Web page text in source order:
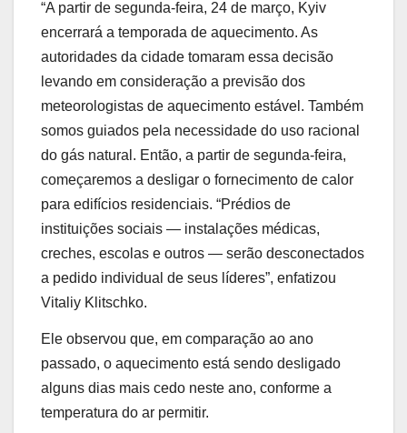
“A partir de segunda-feira, 24 de março, Kyiv
encerrará a temporada de aquecimento. As
autoridades da cidade tomaram essa decisão
levando em consideração a previsão dos
meteorologistas de aquecimento estável. Também
somos guiados pela necessidade do uso racional
do gás natural. Então, a partir de segunda-feira,
começaremos a desligar o fornecimento de calor
para edifícios residenciais. “Prédios de
instituições sociais — instalações médicas,
creches, escolas e outros — serão desconectados
a pedido individual de seus líderes”, enfatizou
Vitaliy Klitschko.
Ele observou que, em comparação ao ano
passado, o aquecimento está sendo desligado
alguns dias mais cedo neste ano, conforme a
temperatura do ar permitir.